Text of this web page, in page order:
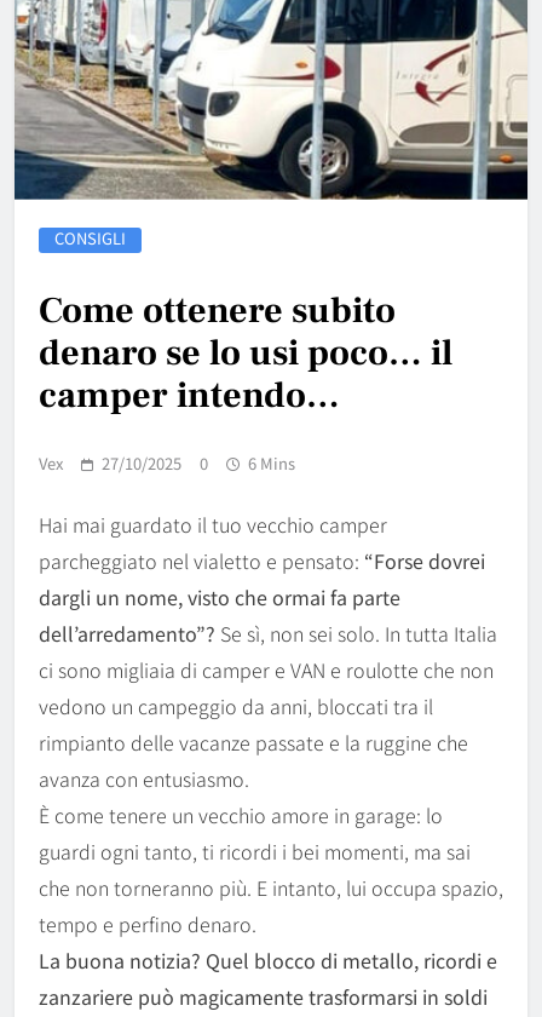
CONSIGLI
Come ottenere subito
denaro se lo usi poco… il
camper intendo…
Vex 27/10/2025 0 6 Mins
Hai mai guardato il tuo vecchio camper
parcheggiato nel vialetto e pensato: “Forse dovrei
dargli un nome, visto che ormai fa parte
dell’arredamento”? Se sì, non sei solo. In tutta Italia
ci sono migliaia di camper e VAN e roulotte che non
vedono un campeggio da anni, bloccati tra il
rimpianto delle vacanze passate e la ruggine che
avanza con entusiasmo.
È come tenere un vecchio amore in garage: lo
guardi ogni tanto, ti ricordi i bei momenti, ma sai
che non torneranno più. E intanto, lui occupa spazio,
tempo e perfino denaro.
La buona notizia? Quel blocco di metallo, ricordi e
zanzariere può magicamente trasformarsi in soldi